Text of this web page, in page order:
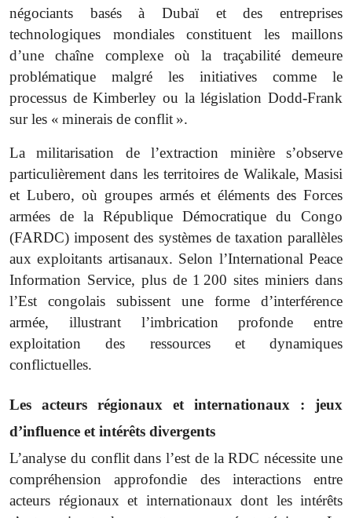
négociants basés à Dubaï et des entreprises
technologiques mondiales constituent les maillons
d’une chaîne complexe où la traçabilité demeure
problématique malgré les initiatives comme le
processus de Kimberley ou la législation Dodd-Frank
sur les « minerais de conflit ».
La militarisation de l’extraction minière s’observe
particulièrement dans les territoires de Walikale, Masisi
et Lubero, où groupes armés et éléments des Forces
armées de la République Démocratique du Congo
(FARDC) imposent des systèmes de taxation parallèles
aux exploitants artisanaux. Selon l’International Peace
Information Service, plus de 1 200 sites miniers dans
l’Est congolais subissent une forme d’interférence
armée, illustrant l’imbrication profonde entre
exploitation des ressources et dynamiques
conflictuelles.
Les acteurs régionaux et internationaux : jeux
d’influence et intérêts divergents
L’analyse du conflit dans l’est de la RDC nécessite une
compréhension approfondie des interactions entre
acteurs régionaux et internationaux dont les intérêts